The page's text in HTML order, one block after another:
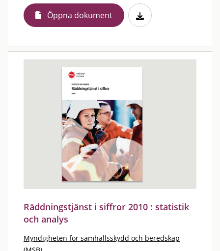
Öppna dokument
Räddningstjänst i siffror 2010 : statistik
och analys
Myndigheten för samhällsskydd och beredskap